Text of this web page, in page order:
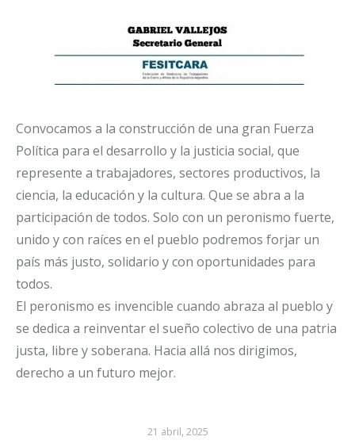
Convocamos a la construcción de una gran Fuerza
Política para el desarrollo y la justicia social, que
represente a trabajadores, sectores productivos, la
ciencia, la educación y la cultura. Que se abra a la
participación de todos. Solo con un peronismo fuerte,
unido y con raíces en el pueblo podremos forjar un
país más justo, solidario y con oportunidades para
todos.
El peronismo es invencible cuando abraza al pueblo y
se dedica a reinventar el sueño colectivo de una patria
justa, libre y soberana. Hacia allá nos dirigimos,
derecho a un futuro mejor.
21 abril, 2025